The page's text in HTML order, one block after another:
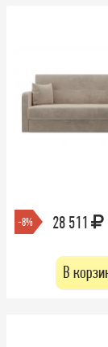
-8% 28 511
В